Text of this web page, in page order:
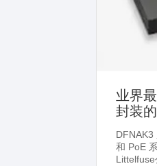
业界
封装
和 PoE